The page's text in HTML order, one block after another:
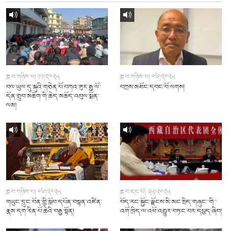
ཟླ་བ་གཉིས་པ། ༡༡།༢༠༢༥
བལ་ཡུལ་དུ་སྐུའི་གཅེན་པོ་བཀའ་ཟུར་རྒྱ་ལོ་
དོན་གྲུབ་མཆོག་གི་ཆེད་མཆོད་འབུལ་སྨོན་
ལམ།
ཟླ་བ་གཉིས་པ། ༠༦།༢༠༢༥
བཀྲས་མཐོང་དབང་བོ་ལགས།
ཟླ་བ་གཉིས་པ། ༠༦།༢༠༢༥
གཡུང་དྲུང་བོན་གྱི་སློབ་དཔོན་བསྟན་འཛིན་
རྣམ་དག་རིན་པོ་ཆེའི་བརྒྱ་སྟོན།
ཟླ་བ་དང་པོ། ༢༥།༢༠༢༥
བོད་རང་སྐྱོང་ལྗོངས་མི་མང་སྲིད་གཞུང་་གི་་
འགོ་ཁྲིད་ལ་འཕོ་འགྱུར་བཏང་བར་དཔྱད་ཞིབ།